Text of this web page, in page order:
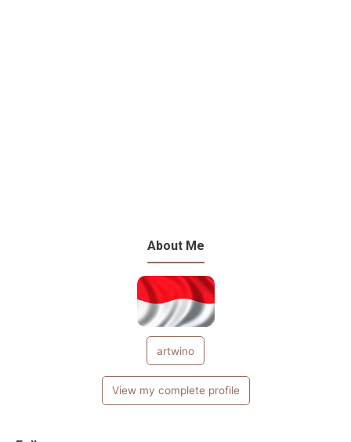
About Me
artwino
View my complete profile